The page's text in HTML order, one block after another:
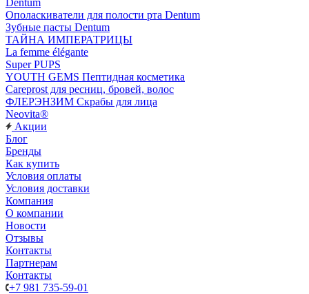
Dentum
Ополаскиватели для полости рта Dentum
Зубные пасты Dentum
ТАЙНА ИМПЕРАТРИЦЫ
La femme élégante
Super PUPS
YOUTH GEMS Пептидная косметика
Careprost для ресниц, бровей, волос
ФЛЕРЭНЗИМ Скрабы для лица
Neovita®
Акции
Блог
Бренды
Как купить
Условия оплаты
Условия доставки
Компания
О компании
Новости
Отзывы
Контакты
Партнерам
Контакты
+7 981 735-59-01